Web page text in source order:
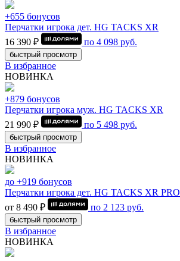
+655 бонусов
Перчатки игрока дет. HG TACKS XR
16 390 ₽
по 4 098 руб.
быстрый просмотр
В избранное
НОВИНКА
+879 бонусов
Перчатки игрока муж. HG TACKS XR
21 990 ₽
по 5 498 руб.
быстрый просмотр
В избранное
НОВИНКА
до +919 бонусов
Перчатки игрока дет. HG TACKS XR PRO
от 8 490 ₽
по 2 123 руб.
быстрый просмотр
В избранное
НОВИНКА